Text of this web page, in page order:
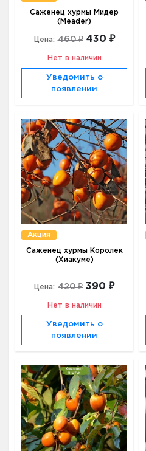
Саженец хурмы Мидер
(Meader)
Цена: 460 ₽ 430 ₽
Нет в наличии
Уведомить о
появлении
Акция
Саженец хурмы Королек
(Хиакуме)
Цена: 420 ₽ 390 ₽
Нет в наличии
Уведомить о
появлении